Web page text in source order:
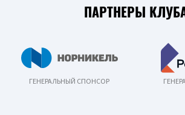
ПАРТНЕРЫ
ГЕНЕРАЛЬНЫЙ СПОНСОР